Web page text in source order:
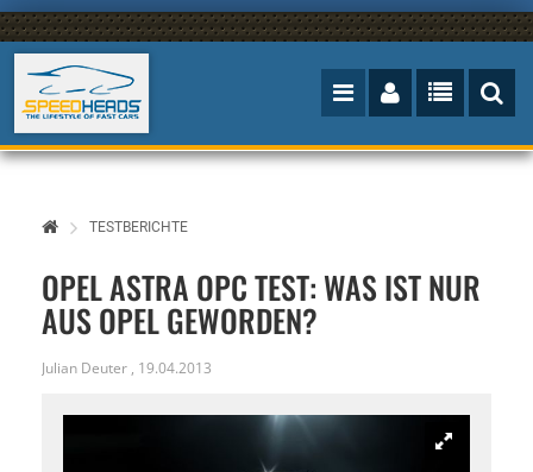
TESTBERICHTE
OPEL ASTRA OPC TEST: WAS IST NUR
AUS OPEL GEWORDEN?
Julian Deuter , 19.04.2013